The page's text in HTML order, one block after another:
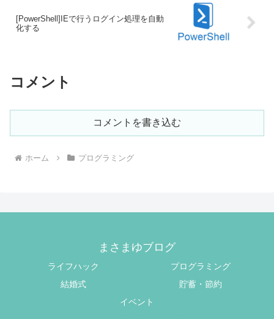
[PowerShell]IEで行うログイン処理を自動
化する
コメント
コメントを書き込む
ホーム プログラミング
まさまゆブログ
ライフハック
プログラミング
結婚式
貯蓄・節約
イベント